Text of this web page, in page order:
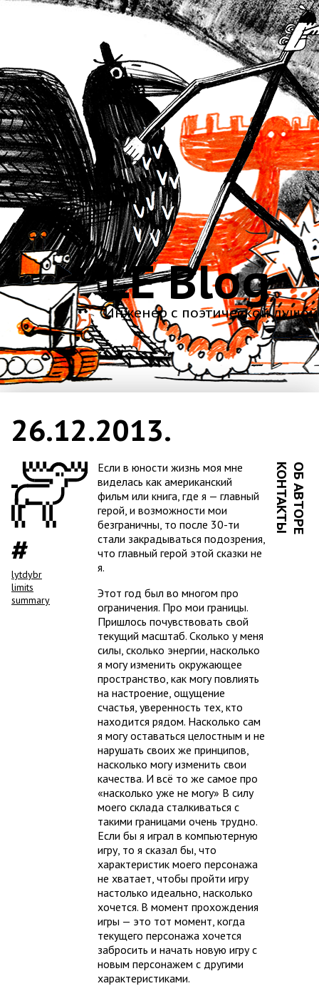
LE Blog
Инженер с поэтической душой
ОБ АВТОРЕ
КОНТАКТЫ
lytdybr
limits
summary
26.12.2013.
Если в юности жизнь моя мне
виделась как американский
фильм или книга, где я — главный
герой, и возможности мои
безграничны, то после 30-ти
стали закрадываться подозрения,
что главный герой этой сказки не
я.
Этот год был во многом про
ограничения. Про мои границы.
Пришлось почувствовать свой
текущий масштаб. Сколько у меня
силы, сколько энергии, насколько
я могу изменить окружающее
пространство, как могу повлиять
на настроение, ощущение
счастья, уверенность тех, кто
находится рядом. Насколько сам
я могу оставаться целостным и не
нарушать своих же принципов,
насколько могу изменить свои
качества. И всё то же самое про
«насколько уже не могу» В силу
моего склада сталкиваться с
такими границами очень трудно.
Если бы я играл в компьютерную
игру, то я сказал бы, что
характеристик моего персонажа
не хватает, чтобы пройти игру
настолько идеально, насколько
хочется. В момент прохождения
игры — это тот момент, когда
текущего персонажа хочется
забросить и начать новую игру с
новым персонажем с другими
характеристиками.